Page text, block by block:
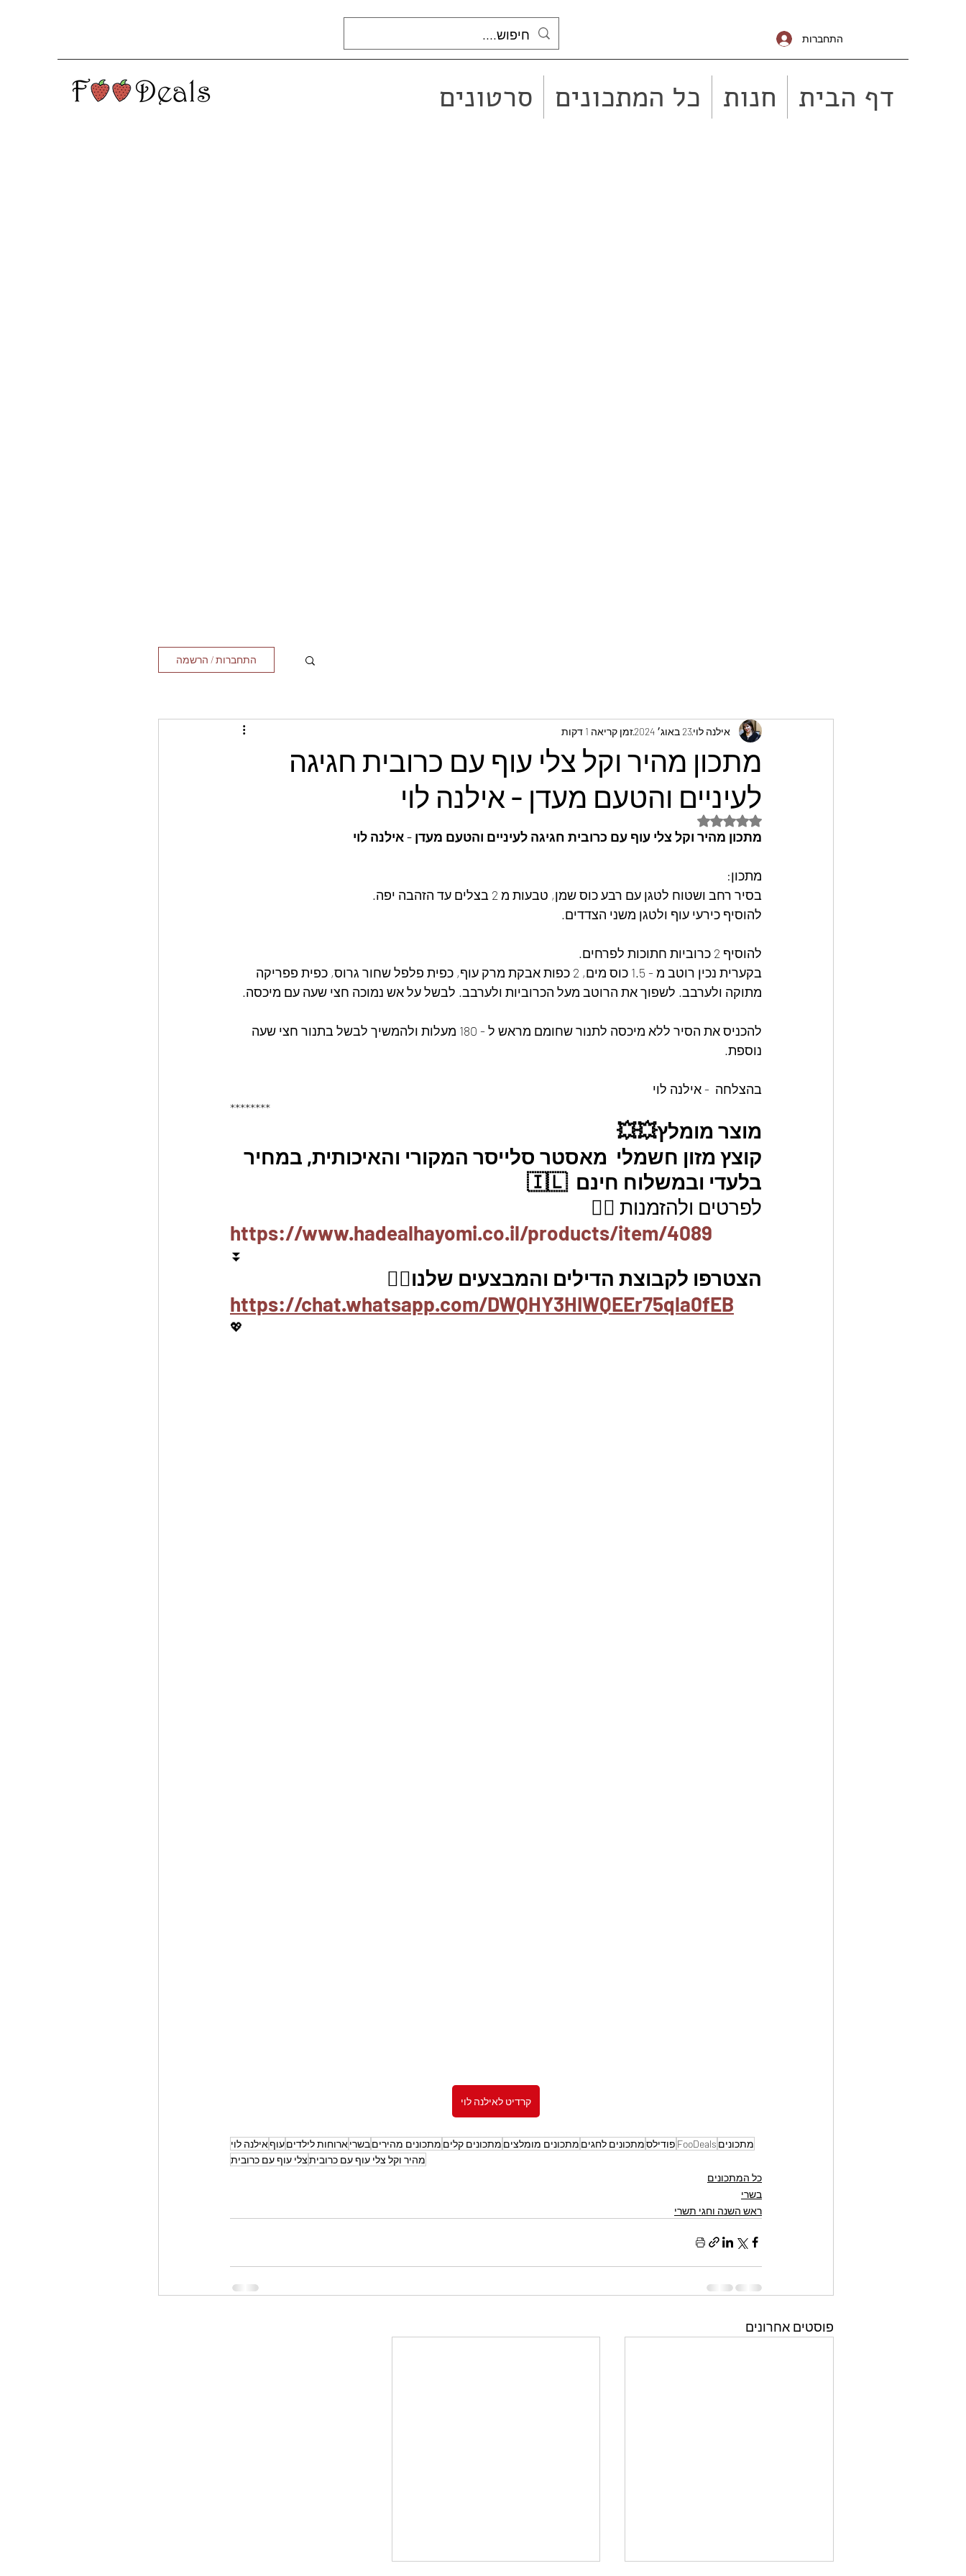
התחברות
דף הבית חנות כל המתכונים סרטונים
התחברות / הרשמה
מתכון מהיר וקל צלי עוף עם כרובית חגיגה
לעיניים והטעם מעדן - אילנה לוי
אילנה לוי23 באוג׳ 2024 זמן קריאה 1 דקות
דירוג של NaN מתוך 5 כוכבים
מתכון מהיר וקל צלי עוף עם כרובית חגיגה לעיניים והטעם מעדן - אילנה לוי
מתכון:
בסיר רחב ושטוח לטגן עם רבע כוס שמן, טבעות מ 2 בצלים עד הזהבה יפה.
להוסיף כירעי עוף ולטגן משני הצדדים.
להוסיף 2 כרוביות חתוכות לפרחים.
בקערית נכין רוטב מ - 1.5 כוס מים, 2 כפות אבקת מרק עוף, כפית פלפל שחור גרוס, כפית פפריקה
מתוקה ולערבב. לשפוך את הרוטב מעל הכרוביות ולערבב. לבשל על אש נמוכה חצי שעה עם מיכסה.
להכניס את הסיר ללא מיכסה לתנור שחומם מראש ל - 180 מעלות ולהמשיך לבשל בתנור חצי שעה
נוספת.
בהצלחה  - אילנה לוי
********
מוצר מומלץ💥💥
קוצץ מזון חשמלי  מאסטר סלייסר המקורי והאיכותית, במחיר
בלעדי ובמשלוח חינם  🇮🇱
לפרטים ולהזמנות 👇🏼
https://www.hadealhayomi.co.il/products/item/4089
⏬
הצטרפו לקבוצת הדילים והמבצעים שלנו👇🏽
https://chat.whatsapp.com/DWQHY3HIWQEEr75qla0fEB
💖
קרדיט לאילנה לוי
מתכונים FooDeals פודילסמתכונים לחגים מתכונים מומלצים מתכונים קלים מתכונים מהיריםבשריארוחות לילדיםעוףאילנה לוי
מהיר וקל צלי עוף עם כרוביתצלי עוף עם כרובית
כל המתכונים
בשרי
ראש השנה וחגי תשרי
פוסטים אחרונים